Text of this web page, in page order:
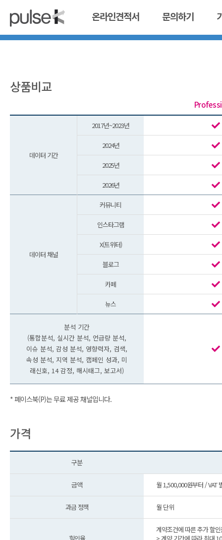
온라인견적서 문의하기
상품비교
데이터 기간
2017년~2023년
2024년
2025년
2026년
데이터 채널
커뮤니티
인스타그램
X(트위터)
블로그
카페
뉴스
분석 기간
(통합분석, 실시간 분석, 언급량 분석,
이슈 분석, 감성 분석, 영향력자, 검색,
속성 분석, 지역 분석, 캠페인 성과, 미
래신호, 14 감정, 해시태그, 보고서)
* 페이스북(P)는 무료 제공 채널입니다.
가격
구분
금액 월 1,500,000원부터 / VAT
과금 정책 월 단위
계약조건에 따른 추가 할